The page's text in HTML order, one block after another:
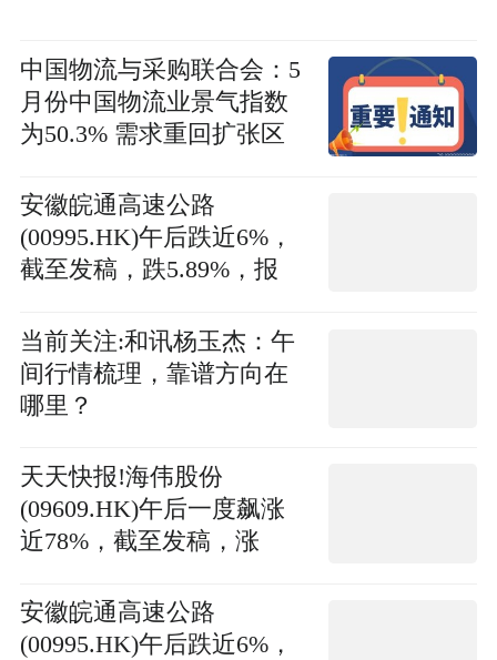
中国物流与采购联合会：5
月份中国物流业景气指数
为50.3% 需求重回扩张区
安徽皖通高速公路
(00995.HK)午后跌近6%，
截至发稿，跌5.89%，报
万港元
当前关注:和讯杨玉杰：午
间行情梳理，靠谱方向在
哪里？
天天快报!海伟股份
(09609.HK)午后一度飙涨
近78%，截至发稿，涨
额1283.65万港元
安徽皖通高速公路
(00995.HK)午后跌近6%，